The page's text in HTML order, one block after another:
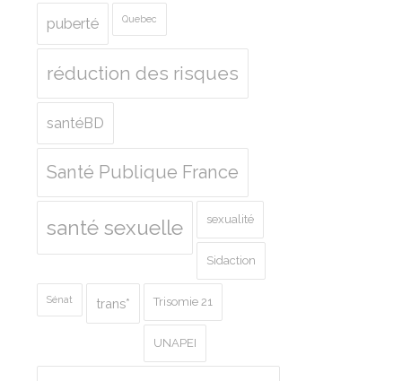
puberté Quebec
réduction des risques
santéBD
Santé Publique France
santé sexuelle sexualité
Sidaction
Sénat trans* Trisomie 21
UNAPEI